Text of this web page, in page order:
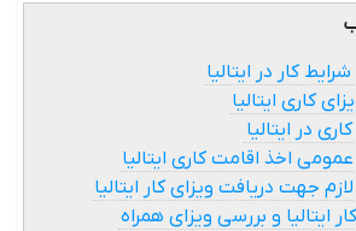
کار در ایتالیا
کاری ایتالیا
کاری در ایتالیا
اخذ اقامت کاری ایتالیا
جهت دریافت ویزای کار ایتالیا
ایتالیا و بررسی ویزای همراه